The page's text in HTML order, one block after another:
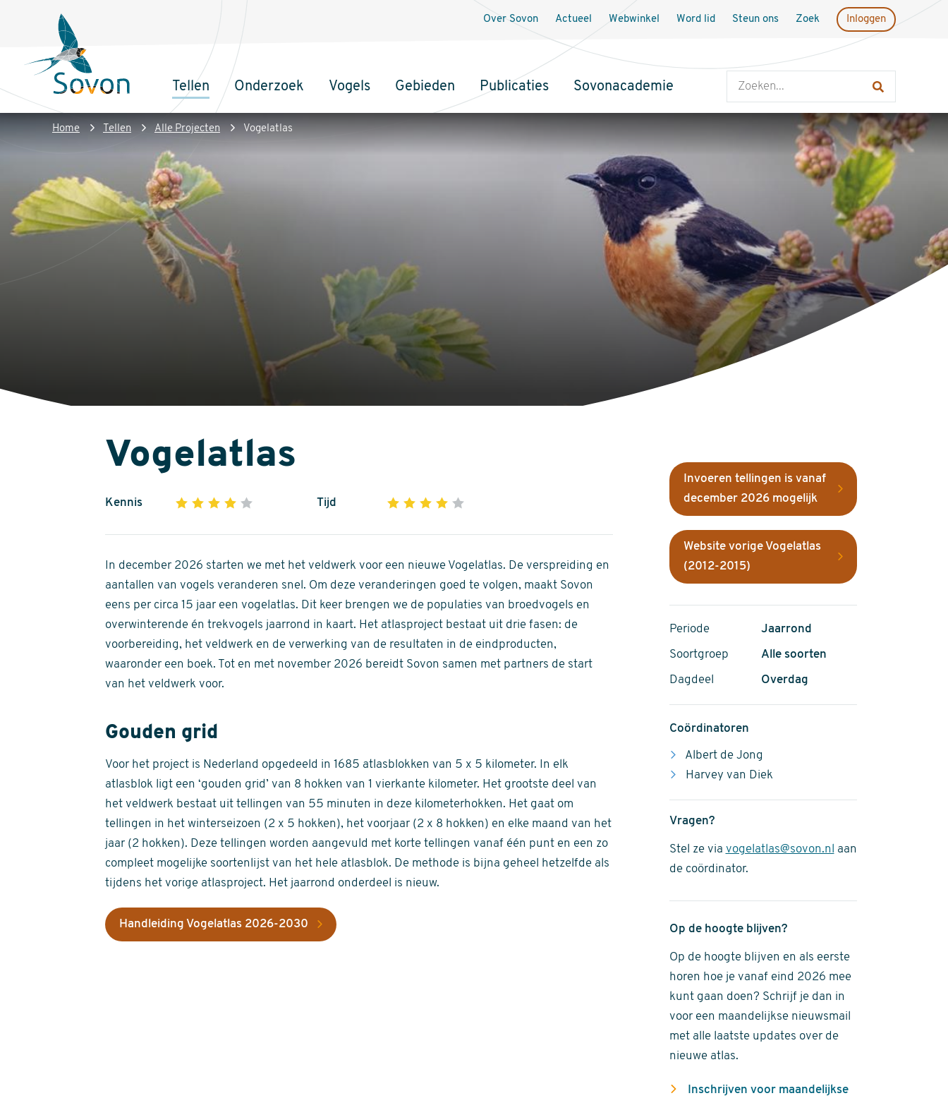
inhoud
Sovon
Homepage
Hoofdnavigatie
Tellen Onderzoek Vogels Gebieden Publicaties Sovonacademie
Over Sovon Actueel Webwinkel Word lid Steun ons Zoek Inloggen
Kruimelpad
Home Tellen Alle Projecten Vogelatlas
Vogelatlas
Kennis 1 2 3 4
of
5
stars
Tijd 1 2 3 4
of
5
stars
In december 2026 starten we met het veldwerk voor een nieuwe Vogelatlas. De verspreiding en
aantallen van vogels veranderen snel. Om deze veranderingen goed te volgen, maakt Sovon
eens per circa 15 jaar een vogelatlas. Dit keer brengen we de populaties van broedvogels en
overwinterende én trekvogels jaarrond in kaart. Het atlasproject bestaat uit drie fasen: de
voorbereiding, het veldwerk en de verwerking van de resultaten in de eindproducten,
waaronder een boek. Tot en met november 2026 bereidt Sovon samen met partners de start
van het veldwerk voor.
Gouden grid
Voor het project is Nederland opgedeeld in 1685 atlasblokken van 5 x 5 kilometer. In elk
atlasblok ligt een ‘gouden grid’ van 8 hokken van 1 vierkante kilometer. Het grootste deel van
het veldwerk bestaat uit tellingen van 55 minuten in deze kilometerhokken. Het gaat om
tellingen in het winterseizoen (2 x 5 hokken), het voorjaar (2 x 8 hokken) en elke maand van het
jaar (2 hokken). Deze tellingen worden aangevuld met korte tellingen vanaf één punt en een zo
compleet mogelijke soortenlijst van het hele atlasblok. De methode is bijna geheel hetzelfde als
tijdens het vorige atlasproject. Het jaarrond onderdeel is nieuw.
Handleiding Vogelatlas 2026-2030
Invoeren tellingen is vanaf
december 2026 mogelijk
Website vorige Vogelatlas
(2012-2015)
Periode Jaarrond
Soortgroep Alle soorten
Dagdeel Overdag
Coördinatoren
Albert de Jong
Harvey van Diek
Vragen?
Stel ze via vogelatlas@sovon.nl
aan
de coördinator.
Op de hoogte blijven?
Op de hoogte blijven en als eerste
horen hoe je vanaf eind 2026 mee
kunt gaan doen? Schrijf je dan in
voor een maandelijkse nieuwsmail
met alle laatste updates over de
nieuwe atlas.
Inschrijven voor maandelijkse